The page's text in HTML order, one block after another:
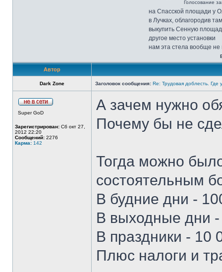
Голосование
на Спасской площади у
в Лучках, облагородив
выкупить Сенную
другое место установки
нам эта стела вообще не
Автор
Dark Zone Заголовок сообщения: Re: Трудовая доблесть. Где
Super GoD
Зарегистрирован: Сб окт 27,
2012 22:20
Сообщений: 2276
Карма: 142
А зачем нужно
Почему бы не
Тогда можно
состоятельным
В будние дни -
В выходные дни -
В праздники - 10
Плюс налоги и